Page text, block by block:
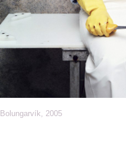
Bolungarvík, 2005